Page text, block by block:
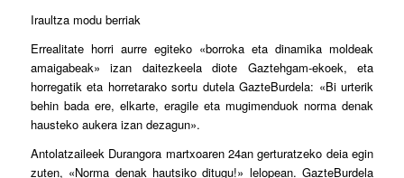
Iraultza modu berriak
Errealitate horri aurre egiteko «borroka eta dinamika moldeak
amaigabeak» izan daitezkeela diote Gaztehgam-ekoek, eta
horregatik eta horretarako sortu dutela GazteBurdela: «Bi urterik
behin bada ere, elkarte, eragile eta mugimenduok norma denak
hausteko aukera izan dezagun».
Antolatzaileek Durangora martxoaren 24an gerturatzeko deia egin
zuten, «Norma denak hautsiko ditugu!» lelopean. GazteBurdela